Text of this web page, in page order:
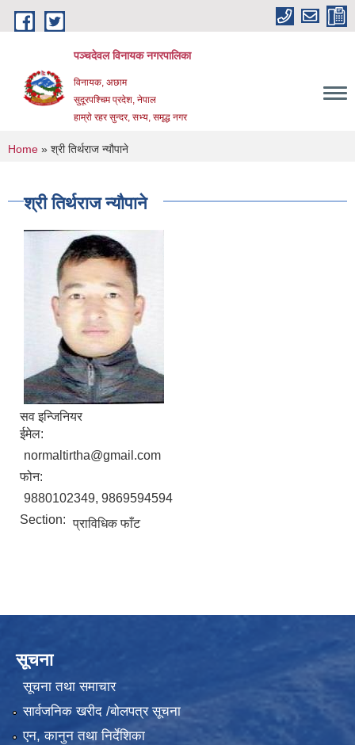
Skip to main content
पञ्चदेवल विनायक नगरपालिका
विनायक, अछाम
सुदूरपश्चिम प्रदेश, नेपाल
हाम्रो रहर सुन्दर, सभ्य, समृद्ध नगर
You are here
Home » श्री तिर्थराज न्यौपाने
श्री तिर्थराज न्यौपाने
सव इन्जिनियर
ईमेल:
normaltirtha@gmail.com
फोन:
9880102349, 9869594594
Section: प्राविधिक फाँट
सूचना
सूचना तथा समाचार
सार्वजनिक खरीद /बोलपत्र सूचना
एन, कानुन तथा निर्देशिका